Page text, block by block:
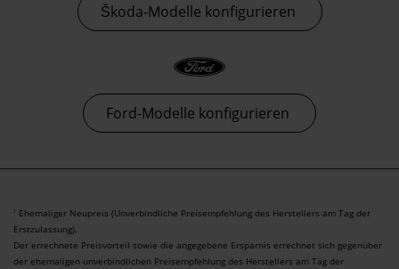
Škoda-Modelle konfigurieren
Ford-Modelle konfigurieren
1 Ehemaliger Neupreis (Unverbindliche Preisempfehlung des Herstellers am Tag der
Erstzulassung).
Der errechnete Preisvorteil sowie die angegebene Ersparnis errechnet sich gegenüber
der ehemaligen unverbindlichen Preisempfehlung des Herstellers am Tag der